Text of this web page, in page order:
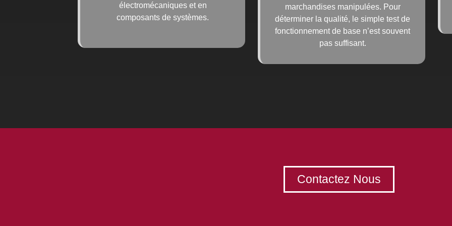
électromécaniques et en
composants de systèmes.
marchandises manipulées. Pour
déterminer la qualité, le simple test de
fonctionnement de base n’est souvent
pas suffisant.
Contactez Nous